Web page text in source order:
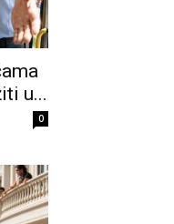
u...
0